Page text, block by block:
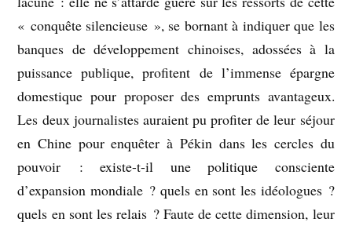
« conquête silencieuse », se bornant à indiquer que les
banques de développement chinoises, adossées à la
puissance publique, profitent de l’immense épargne
domestique pour proposer des emprunts avantageux.
Les deux journalistes auraient pu profiter de leur séjour
en Chine pour enquêter à Pékin dans les cercles du
pouvoir : existe-t-il une politique consciente
d’expansion mondiale ? quels en sont les idéologues ?
quels en sont les relais ? Faute de cette dimension, leur